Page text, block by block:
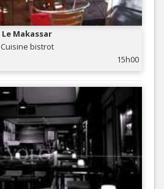
Le Makassar
Cuisine bistrot
15h00